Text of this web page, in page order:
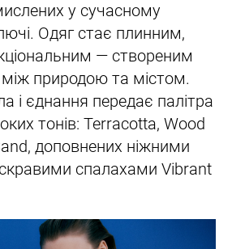
у сучасному
Одяг стає плинним,
— створеним
природою та містом.
і єднання передає палітра
тонів: Terracotta, Wood
доповнених ніжними
спалахами Vibrant